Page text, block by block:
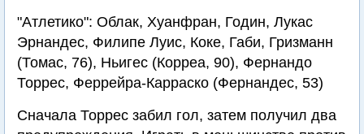
"Атлетико": Облак, Хуанфран, Годин, Лукас
Эрнандес, Филипе Луис, Коке, Габи, Гризманн
(Томас, 76), Ньигес (Корреа, 90), Фернандо
Торрес, Феррейра-Карраско (Фернандес, 53)
Сначала Торрес забил гол, затем получил два